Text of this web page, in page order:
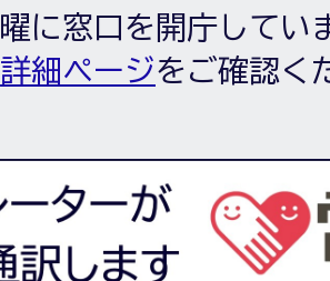
曜に窓口を開庁してい
詳細ページをご確認く